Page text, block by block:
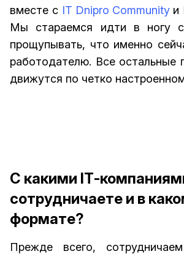
вместе с IT Dnipro Communityи
Мы стараемся идти в ногу
прощупывать, что именно
работодателю. Все остальные
движутся по четко
С какими IТ-
сотрудничаете и в
формате?
Прежде всего,